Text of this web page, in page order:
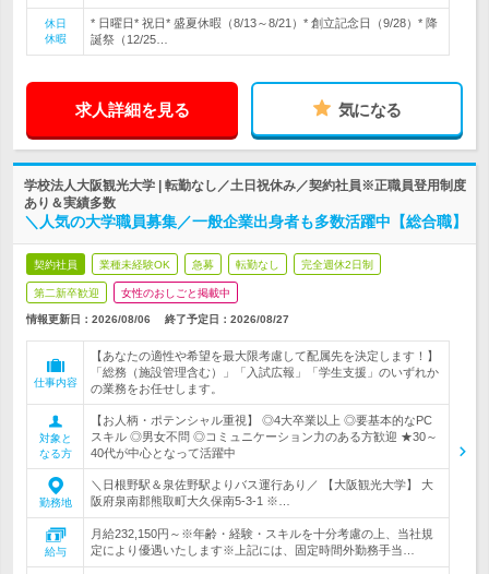
休日
休暇
* 日曜日* 祝日* 盛夏休暇（8/13～8/21）* 創立記念日（9/28）* 降
誕祭（12/25…
求人詳細を見る 気になる
学校法人大阪観光大学 | 転勤なし／土日祝休み／契約社員※正職員登用制度
あり＆実績多数
＼人気の大学職員募集／一般企業出身者も多数活躍中【総合職】
契約社員 業種未経験OK 急募 転勤なし 完全週休2日制
第二新卒歓迎 女性のおしごと掲載中
情報更新日：2026/08/06 終了予定日： 2026/08/27
仕事内容
【あなたの適性や希望を最大限考慮して配属先を決定します！】
「総務（施設管理含む）」「入試広報」「学生支援」のいずれか
の業務をお任せします。
対象と
なる方
【お人柄・ポテンシャル重視】 ◎4大卒業以上 ◎要基本的なPC
スキル ◎男女不問 ◎コミュニケーション力のある方歓迎 ★30～
40代が中心となって活躍中
勤務地
＼日根野駅＆泉佐野駅よりバス運行あり／ 【大阪観光大学】 大
阪府泉南郡熊取町大久保南5-3-1 ※…
給与
月給232,150円～※年齢・経験・スキルを十分考慮の上、当社規
定により優遇いたします※上記には、固定時間外勤務手当…